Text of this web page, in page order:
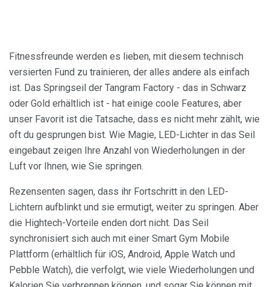
Fitnessfreunde werden es lieben, mit diesem technisch
versierten Fund zu trainieren, der alles andere als einfach
ist. Das Springseil der Tangram Factory - das in Schwarz
oder Gold erhältlich ist - hat einige coole Features, aber
unser Favorit ist die Tatsache, dass es nicht mehr zählt, wie
oft du gesprungen bist. Wie Magie, LED-Lichter in das Seil
eingebaut zeigen Ihre Anzahl von Wiederholungen in der
Luft vor Ihnen, wie Sie springen.
Rezensenten sagen, dass ihr Fortschritt in den LED-
Lichtern aufblinkt und sie ermutigt, weiter zu springen. Aber
die Hightech-Vorteile enden dort nicht. Das Seil
synchronisiert sich auch mit einer Smart Gym Mobile
Plattform (erhältlich für iOS, Android, Apple Watch und
Pebble Watch), die verfolgt, wie viele Wiederholungen und